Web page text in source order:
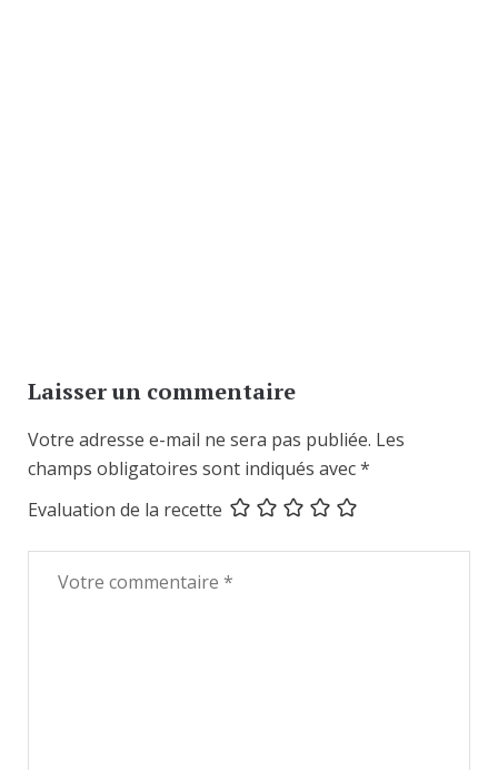
Laisser un commentaire
Votre adresse e-mail ne sera pas publiée. Les
champs obligatoires sont indiqués avec*
Evaluation de la recette